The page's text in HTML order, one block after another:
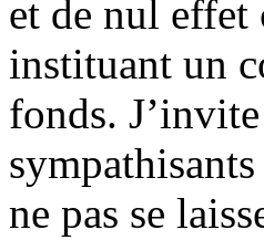
et de nul
instituant un
fonds.
ne pas se